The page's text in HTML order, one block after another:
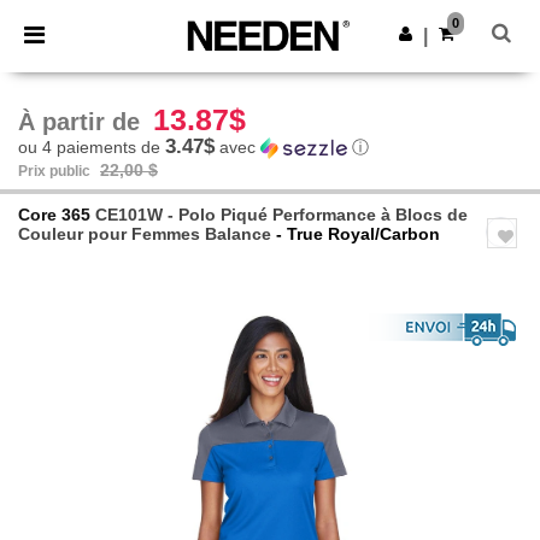
× Appli Needen
Meilleurs prix sur l’app !
Obtenir l'appli
0
À partir de 13.87$
ou 4 paiements de 3.47$avec ⓘ
Prix public 22,00 $
Core 365 CE101W - Polo Piqué Performance à Blocs de
Couleur pour Femmes Balance - True Royal/Carbon